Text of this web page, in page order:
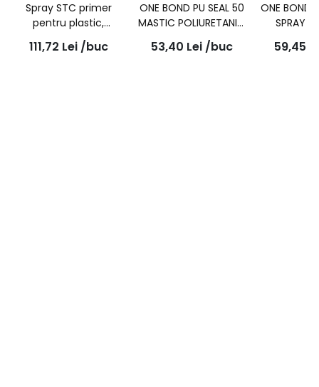
Spray STC primer
pentru plastic,
promotor de
aderenta transparent,
111,72 Lei /buc
ONE BOND PU SEAL 50
MASTIC POLIURETANIC
SUDABIL GRI 280ml
53,40 Lei /buc
ONE BOND
SPRAY -
59,45